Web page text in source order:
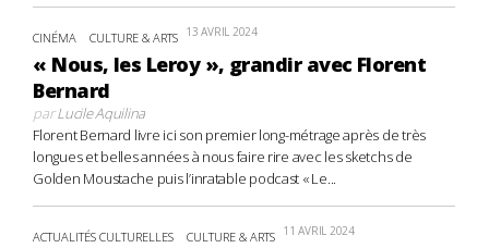
CINÉMA CULTURE & ARTS 13 AVRIL 2024
« Nous, les Leroy », grandir avec Florent
Bernard
parLucile Aquilina
Florent Bernard livre ici son premier long-métrage après de très
longues et belles années à nous faire rire avec les sketchs de
Golden Moustache puis l’inratable podcast « Le...
ACTUALITÉS CULTURELLES CULTURE & ARTS 11 AVRIL 2024